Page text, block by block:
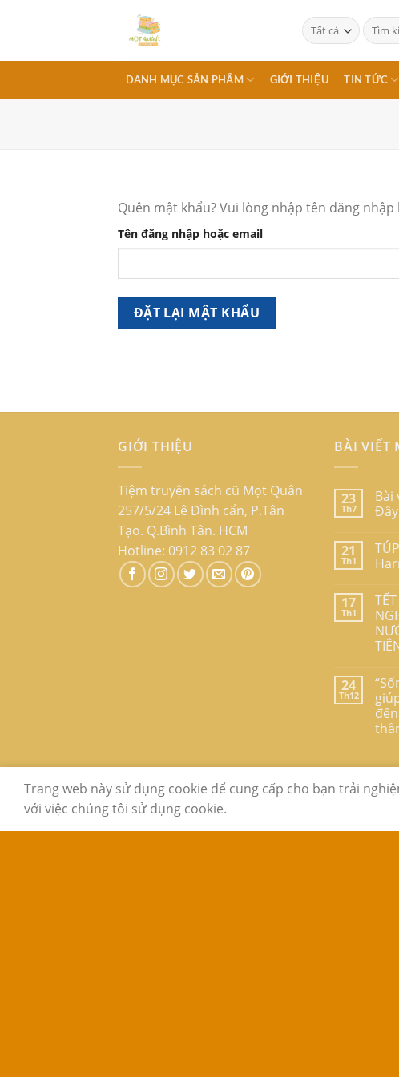
Tìm
kiếm:
DANH MỤC SẢN PHẨM GIỚI THIỆU TIN TỨC
Quên mật khẩu? Vui lòng nhập tên đăng
Tên đăng nhập hoặc email
ĐẶT LẠI MẬT KHẨU
GIỚI THIỆU
Tiệm truyện sách cũ Mọt Quân
257/5/24 Lê Đình cẩn, P.Tân
Tạo. Q.Bình Tân. HCM
Hotline: 0912 83 02 87
BÀI VIẾT
23
Th7
Bài
21
Th1
17
Th1
24
Th12
GIỚI THIỆU LIÊN HỆ FAQ
Copyright 2026 ©www.sachcugiare24h.com
Trang web này sử dụng cookie để cung cấp cho bạn trải
với việc chúng tôi sử dụng cookie.